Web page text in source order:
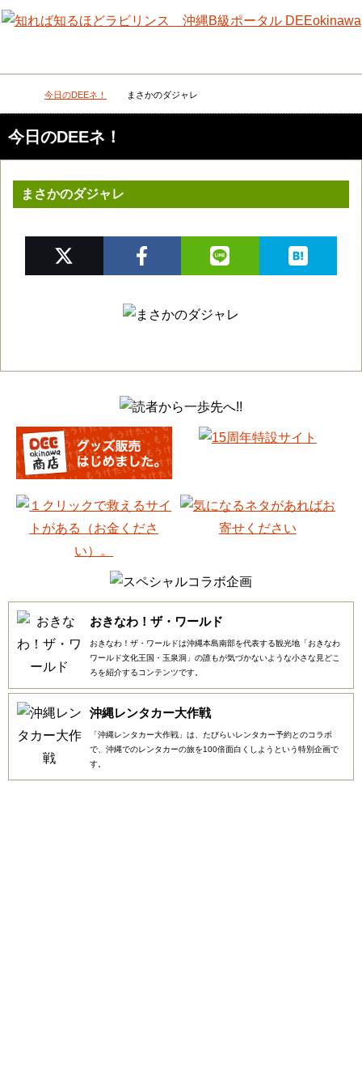
メニュー 検
DEEokinawaトップ
今日のDEEネ！ まさかのダジャレ
今日のDEEネ！
まさかのダジャレ
おきなわ！ザ・ワールド
おきなわ！ザ・ワールドは沖縄本島南部を代表する観光地「おきなわ
ワールド文化王国・玉泉洞」の誰もが気づかないような小さな見どこ
ろを紹介するコンテンツです。
沖縄レンタカー大作戦
「沖縄レンタカー大作戦」は、たびらいレンタカー予約とのコラボ
で、沖縄でのレンタカーの旅を100倍面白くしようという特別企画で
す。